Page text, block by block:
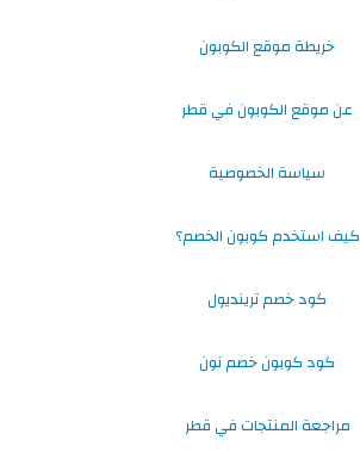
خريطة موقع الكوبون
عن موقع الكوبون في قطر
سياسة الخصوصية
كيف استخدم كوبون الخصم؟
كود خصم ترينديول
كود كوبون خصم نون
مراجعة المنتجات في قطر